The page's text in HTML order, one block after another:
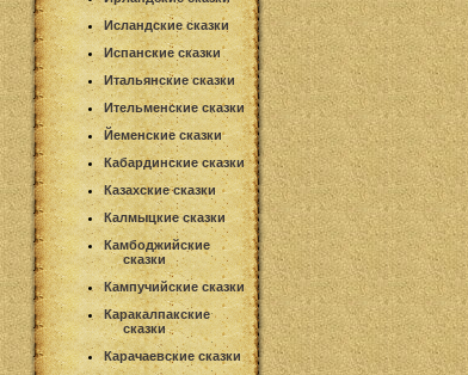
Исландские сказки
Испанские сказки
Итальянские сказки
Ительменские сказки
Йеменские сказки
Кабардинские сказки
Казахские сказки
Калмыцкие сказки
Камбоджийские
сказки
Кампучийские сказки
Каракалпакские
сказки
Карачаевские сказки